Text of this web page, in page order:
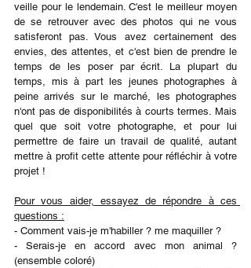
veille pour le lendemain. C'est le meilleur moyen
de se retrouver avec des photos qui ne vous
satisferont pas. Vous avez certainement des
envies, des attentes, et c'est bien de prendre le
temps de les poser par écrit. La plupart du
temps, mis à part les jeunes photographes à
peine arrivés sur le marché, les photographes
n'ont pas de disponibilités à courts termes. Mais
quel que soit votre photographe, et pour lui
permettre de faire un travail de qualité, autant
mettre à profit cette attente pour réfléchir à votre
projet !
Pour vous aider, essayez de répondre à ces
questions :
- Comment vais-je m'habiller ? me maquiller ?
- Serais-je en accord avec mon animal ?
(ensemble coloré)